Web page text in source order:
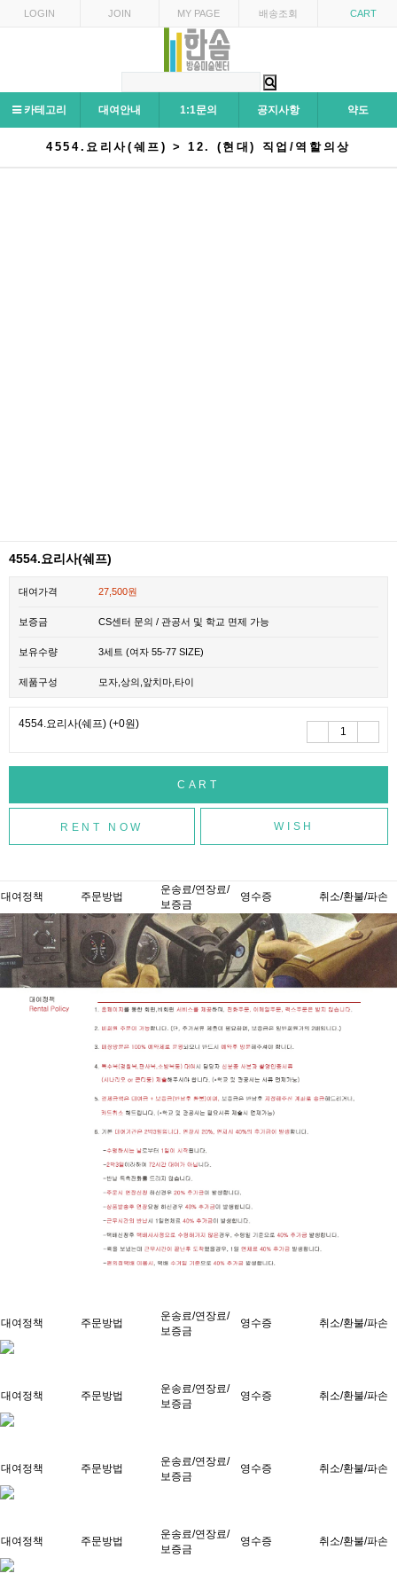
LOGIN JOIN MY PAGE 배송조회 CART
카테고리 대여안내 1:1문의 공지사항 약도
4554.요리사(쉐프) > 12. (현대) 직업/역할의상
4554.요리사(쉐프)
대여가격 27,500원
보증금 CS센터 문의 / 관공서 및 학교 면제 가능
보유수량 3세트 (여자 55-77 SIZE)
제품구성 모자,상의,앞치마,타이
4554.요리사(쉐프) (+0원)
WISH
대여정책 주문방법
운송료/연장료/
보증금
영수증 취소/환불/파손
대여정책 주문방법
운송료/연장료/
보증금
영수증 취소/환불/파손
대여정책 주문방법
운송료/연장료/
보증금
영수증 취소/환불/파손
대여정책 주문방법
운송료/연장료/
보증금
영수증 취소/환불/파손
대여정책 주문방법
운송료/연장료/
보증금
영수증 취소/환불/파손